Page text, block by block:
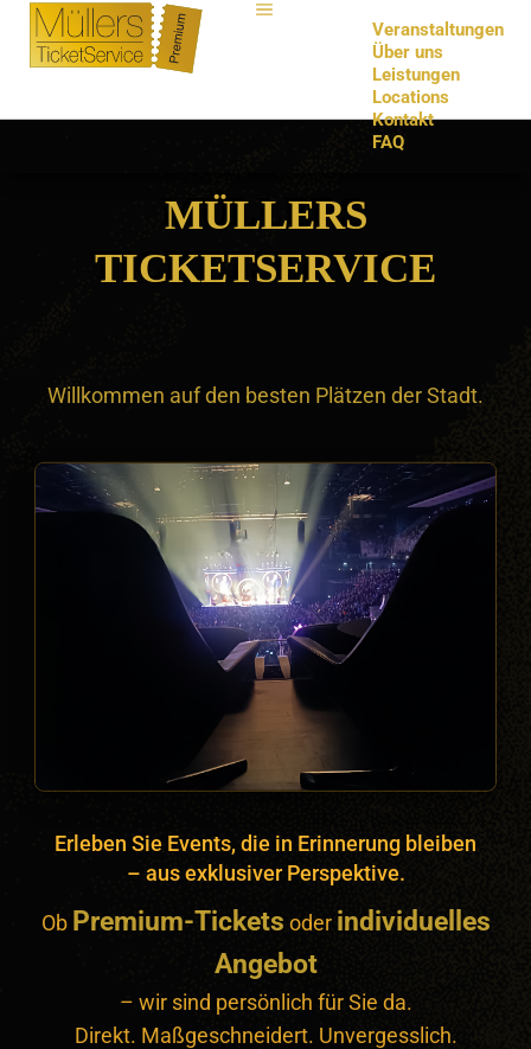
Veranstaltungen
Über uns
Leistungen
Locations
Kontakt
FAQ
MÜLLERS
TICKETSERVICE
Willkommen auf den besten Plätzen der Stadt.
Erleben Sie Events, die in Erinnerung bleiben
– aus exklusiver Perspektive.
Ob Premium-Tickets oder individuelles
Angebot
– wir sind persönlich für Sie da.
Direkt. Maßgeschneidert. Unvergesslich.